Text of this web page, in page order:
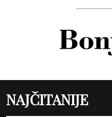
NAJČITANIJE